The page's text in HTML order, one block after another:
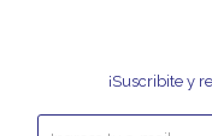
¡Suscribite y